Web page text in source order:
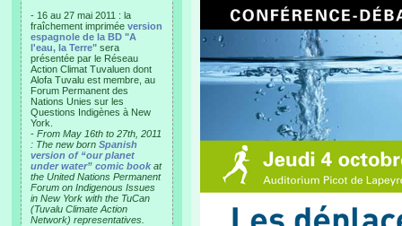
- 16 au 27 mai 2011 : la
fraîchement imprimée version
espagnole de la BD "A
l'eau, la Terre" sera
présentée par le Réseau
Action Climat Tuvaluen dont
Alofa Tuvalu est membre, au
Forum Permanent des
Nations Unies sur les
Questions Indigènes à New
York.
- From May 16th to 27th, 2011
: The new born Spanish
version of “our planet
under water” comic book at
the United Nations Permanent
Forum on Indigenous Issues
in New York with the TuCan
(Tuvalu Climate Action
Network) representatives.